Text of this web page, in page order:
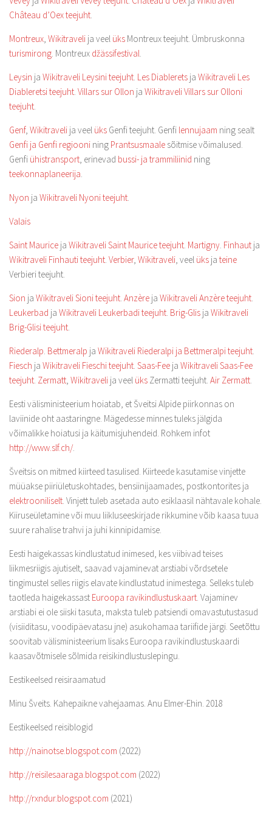
Château d’Oex teejuht.
Montreux, Wikitraveli ja veel üks Montreux teejuht. Ümbruskonna
turismirong. Montreux džässifestival.
Leysin ja Wikitraveli Leysini teejuht. Les Diablerets ja Wikitraveli Les
Diableretsi teejuht. Villars sur Ollon ja Wikitraveli Villars sur Olloni
teejuht.
Genf, Wikitraveli ja veel üks Genfi teejuht. Genfi lennujaam ning sealt
Genfi ja Genfi regiooni ning Prantsusmaale sõitmise võimalused.
Genfi ühistransport, erinevad bussi- ja trammiliinid ning
teekonnaplaneerija.
Nyon ja Wikitraveli Nyoni teejuht.
Valais
Saint Maurice ja Wikitraveli Saint Maurice teejuht. Martigny. Finhaut ja
Wikitraveli Finhauti teejuht. Verbier, Wikitraveli, veel üks ja teine
Verbieri teejuht.
Sion ja Wikitraveli Sioni teejuht. Anzère ja Wikitraveli Anzère teejuht.
Leukerbad ja Wikitraveli Leukerbadi teejuht. Brig-Glis ja Wikitraveli
Brig-Glisi teejuht.
Riederalp. Bettmeralp ja Wikitraveli Riederalpi ja Bettmeralpi teejuht.
Fiesch ja Wikitraveli Fieschi teejuht. Saas-Fee ja Wikitraveli Saas-Fee
teejuht. Zermatt, Wikitraveli ja veel üks Zermatti teejuht. Air Zermatt.
Eesti välisministeerium hoiatab, et Šveitsi Alpide piirkonnas on
laviinide oht aastaringne. Mägedesse minnes tuleks jälgida
võimalikke hoiatusi ja käitumisjuhendeid. Rohkem infot
http://www.slf.ch/.
Šveitsis on mitmed kiirteed tasulised. Kiirteede kasutamise vinjette
müüakse piiriületuskohtades, bensiinijaamades, postkontorites ja
elektrooniliselt. Vinjett tuleb asetada auto esiklaasil nähtavale kohale.
Kiiruseületamine või muu liikluseeskirjade rikkumine võib kaasa tuua
suure rahalise trahvi ja juhi kinnipidamise.
Eesti haigekassas kindlustatud inimesed, kes viibivad teises
liikmesriigis ajutiselt, saavad vajaminevat arstiabi võrdsetele
tingimustel selles riigis elavate kindlustatud inimestega. Selleks tuleb
taotleda haigekassast Euroopa ravikindlustuskaart. Vajaminev
arstiabi ei ole siiski tasuta, maksta tuleb patsiendi omavastutustasud
(visiiditasu, voodipäevatasu jne) asukohamaa tariifide järgi. Seetõttu
soovitab välisministeerium lisaks Euroopa ravikindlustuskaardi
kaasavõtmisele sõlmida reisikindlustuslepingu.
Eestikeelsed reisiraamatud
Minu Šveits. Kahepaikne vahejaamas. Anu Elmer-Ehin. 2018
Eestikeelsed reisiblogid
http://nainotse.blogspot.com (2022)
http://reisilesaaraga.blogspot.com (2022)
http://rxndur.blogspot.com (2021)